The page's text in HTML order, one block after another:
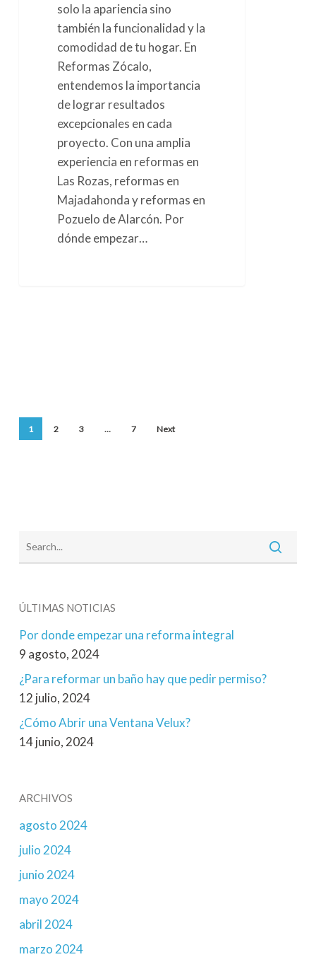
solo la apariencia sino
también la funcionalidad y la
comodidad de tu hogar. En
Reformas Zócalo,
entendemos la importancia
de lograr resultados
excepcionales en cada
proyecto. Con una amplia
experiencia en reformas en
Las Rozas, reformas en
Majadahonda y reformas en
Pozuelo de Alarcón. Por
dónde empezar…
1 2 3 … 7 Next
ÚLTIMAS NOTICIAS
Por donde empezar una reforma integral
9 agosto, 2024
¿Para reformar un baño hay que pedir permiso?
12 julio, 2024
¿Cómo Abrir una Ventana Velux?
14 junio, 2024
ARCHIVOS
agosto 2024
julio 2024
junio 2024
mayo 2024
abril 2024
marzo 2024